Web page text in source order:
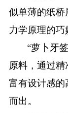
似单薄的纸
力学原理的巧
“萝卜牙
原料，通过精
富有设计感的
而出。